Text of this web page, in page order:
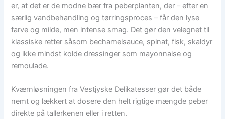
er, at det er de modne bær fra peberplanten, der – efter en
særlig vandbehandling og tørringsproces – får den lyse
farve og milde, men intense smag. Det gør den velegnet til
klassiske retter såsom bechamelsauce, spinat, fisk, skaldyr
og ikke mindst kolde dressinger som mayonnaise og
remoulade.
Kværnløsningen fra Vestjyske Delikatesser gør det både
nemt og lækkert at dosere den helt rigtige mængde peber
direkte på tallerkenen eller i retten.